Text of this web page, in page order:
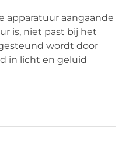
apparatuur aangaande
is, niet past bij het
wordt door
in licht en geluid